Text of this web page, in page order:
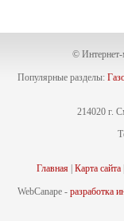
© Интернет-
Популярные разделы:
214020 г.
Главная Карта сайта
WebCanape - разработка